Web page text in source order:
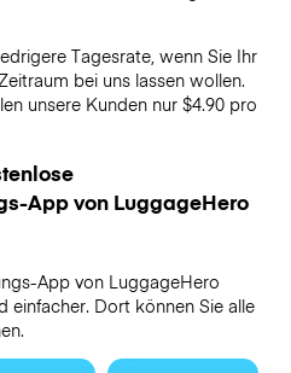
Tagesrate, wenn Sie Ihr
bei uns lassen wollen.
unsere Kunden nur $4.90 pro
App von LuggageHero
App von LuggageHero
einfacher. Dort können Sie alle